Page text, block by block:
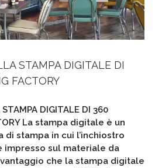
STAMPA DIGITALE DI
FACTORY
DIGITALE DI 360
La stampa digitale è un
stampa in cui l’inchiostro
impresso sul materiale da
che la stampa digitale